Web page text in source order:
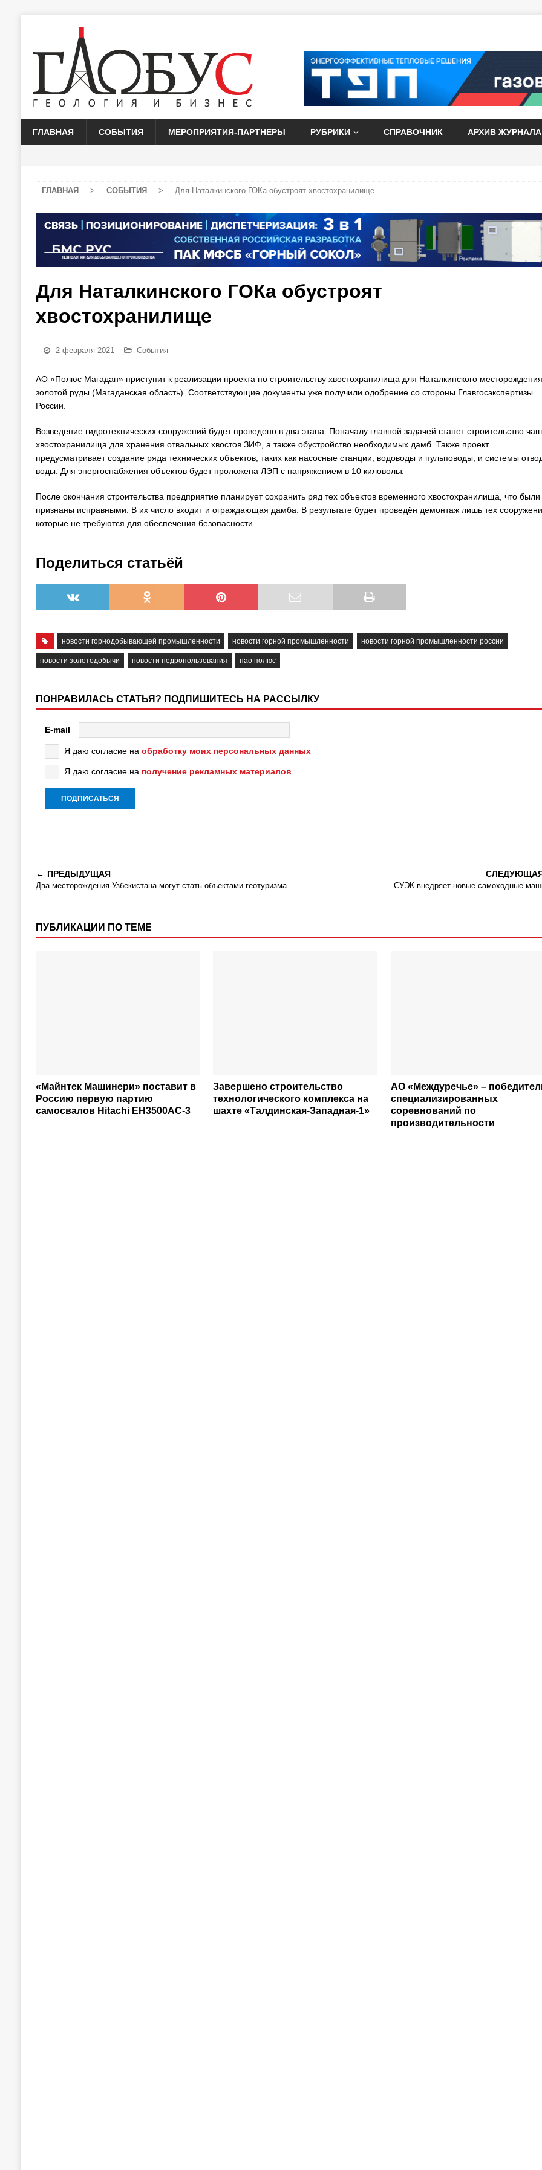
ГЛАВНАЯ СОБЫТИЯ МЕРОПРИЯТИЯ-ПАРТНЕРЫ РУБРИКИ СПРАВОЧНИК АРХИВ ЖУРНАЛА
ГЛАВНАЯ > СОБЫТИЯ > Для Наталкинского ГОКа обустроят хвостохранилище
Для Наталкинского ГОКа обустроят
хвостохранилище
2 февраля 2021 События
АО «Полюс Магадан» приступит к реализации проекта по строительству хвостохранилища для Наталкинского месторождения
золотой руды (Магаданская область). Соответствующие документы уже получили одобрение со стороны Главгосэкспертизы
России.
Возведение гидротехнических сооружений будет проведено в два этапа. Поначалу главной задачей станет строительство
хвостохранилища для хранения отвальных хвостов ЗИФ, а также обустройство необходимых дамб. Также проект
предусматривает создание ряда технических объектов, таких как насосные станции, водоводы и пульповоды, и системы
воды. Для энергоснабжения объектов будет проложена ЛЭП с напряжением в 10 киловольт.
После окончания строительства предприятие планирует сохранить ряд тех объектов временного хвостохранилища, что были
признаны исправными. В их число входит и ограждающая дамба. В результате будет проведён демонтаж лишь тех
которые не требуются для обеспечения безопасности.
Поделиться статьёй
новости горнодобывающей промышленности новости горной промышленности новости горной промышленности россии
новости золотодобычи новости недропользования пао полюс
ПОНРАВИЛАСЬ СТАТЬЯ? ПОДПИШИТЕСЬ НА РАССЫЛКУ
E-mail
Я даю согласие на обработку моих персональных данных
Я даю согласие на получение рекламных материалов
ПРЕДЫДУЩАЯ
Два месторождения Узбекистана могут стать объектами геотуризма СУЭК внедряет новые самоходные
ПУБЛИКАЦИИ ПО ТЕМЕ
«Майнтек Машинери» поставит в
Россию первую партию
самосвалов Hitachi ЕН3500АС-3
Завершено строительство
технологического комплекса на
шахте «Талдинская-Западная-1»
АО «Междуречье» –
специализированных
соревнований по
производительности